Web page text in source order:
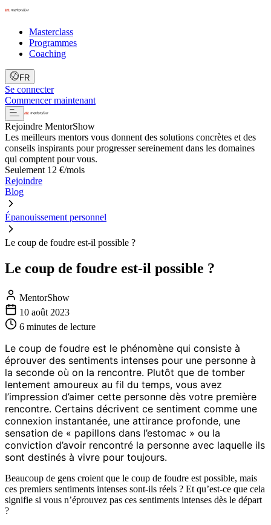
Masterclass
Programmes
Coaching
FR
Se connecter
Commencer maintenant
Rejoindre MentorShow
Les meilleurs mentors vous donnent des solutions concrètes et des
conseils inspirants pour progresser sereinement dans les domaines
qui comptent pour vous.
Seulement 12 €/mois
Rejoindre
Blog
Épanouissement personnel
Le coup de foudre est-il possible ?
Le coup de foudre est-il possible ?
MentorShow
10 août 2023
6 minutes de lecture
Le coup de foudre est le phénomène qui consiste à
éprouver des sentiments intenses pour une personne à
la seconde où on la rencontre. Plutôt que de tomber
lentement amoureux au fil du temps, vous avez
l’impression d’aimer cette personne dès votre première
rencontre. Certains décrivent ce sentiment comme une
connexion instantanée, une attirance profonde, une
sensation de « papillons dans l’estomac » ou la
conviction d’avoir rencontré la personne avec laquelle ils
sont destinés à vivre pour toujours.
Beaucoup de gens croient que le coup de foudre est possible, mais
ces premiers sentiments intenses sont-ils réels ? Et qu’est-ce que cela
signifie si vous n’éprouvez pas ces sentiments intenses dès le départ
?